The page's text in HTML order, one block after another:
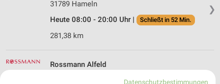
❯
31789 Hameln
Heute 08:00 - 20:00 Uhr |
Schließt in 52 Min.
281,38 km
Rossmann Alfeld
Datenschutzbestimmungen